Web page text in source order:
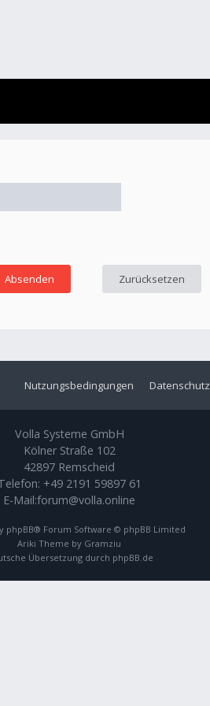
Datenschutz
Nutzungsbedingungen
Volla Systeme GmbH
Kölner Straße 102
42897 Remscheid
+49 2191 59897 61
E-Mail:forum@volla.online
phpBB® Forum Software © phpBB Limited
Ariki Theme by Gramziu
Übersetzung durch phpBB.de